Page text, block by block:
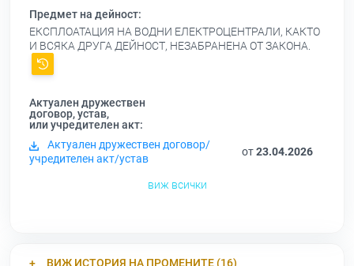
Предмет на дейност:
ЕКСПЛОАТАЦИЯ НА ВОДНИ ЕЛЕКТРОЦЕНТРАЛИ, КАКТО
И ВСЯКА ДРУГА ДЕЙНОСТ, НЕЗАБРАНЕНА ОТ ЗАКОНА.
Актуален дружествен
договор, устав,
или учредителен акт:
Актуален дружествен договор/
учредителен акт/устав
от23.04.2026
виж всички
ВИЖ ИСТОРИЯ НА ПРОМЕНИТЕ (16)